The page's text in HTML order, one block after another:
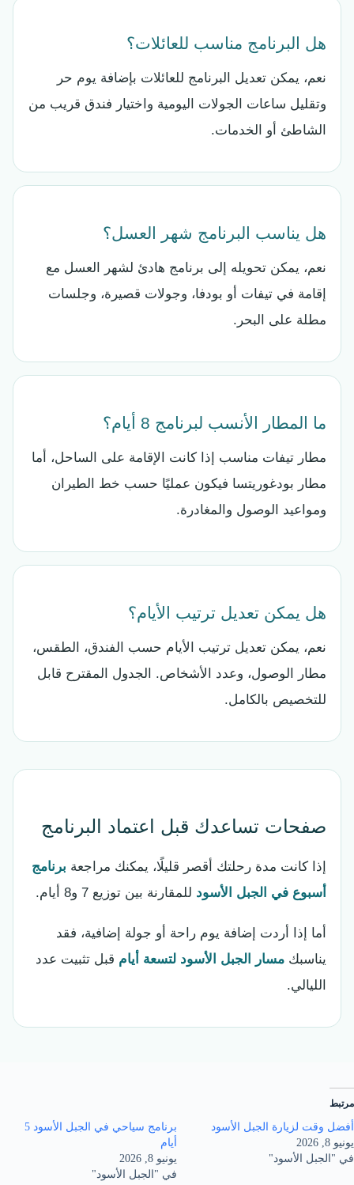
هل البرنامج مناسب للعائلات؟
نعم، يمكن تعديل البرنامج للعائلات بإضافة يوم حر
وتقليل ساعات الجولات اليومية واختيار فندق قريب من
الشاطئ أو الخدمات.
هل يناسب البرنامج شهر العسل؟
نعم، يمكن تحويله إلى برنامج هادئ لشهر العسل مع
إقامة في تيفات أو بودفا، وجولات قصيرة، وجلسات
مطلة على البحر.
ما المطار الأنسب لبرنامج 8 أيام؟
مطار تيفات مناسب إذا كانت الإقامة على الساحل، أما
مطار بودغوريتسا فيكون عمليًا حسب خط الطيران
ومواعيد الوصول والمغادرة.
هل يمكن تعديل ترتيب الأيام؟
نعم، يمكن تعديل ترتيب الأيام حسب الفندق، الطقس،
مطار الوصول، وعدد الأشخاص. الجدول المقترح قابل
للتخصيص بالكامل.
صفحات تساعدك قبل اعتماد البرنامج
إذا كانت مدة رحلتك أقصر قليلًا، يمكنك مراجعة برنامج
أسبوع في الجبل الأسود للمقارنة بين توزيع 7 و8 أيام.
أما إذا أردت إضافة يوم راحة أو جولة إضافية، فقد
يناسبك مسار الجبل الأسود لتسعة أيام قبل تثبيت عدد
الليالي.
مرتبط
أفضل وقت لزيارة الجبل الأسود
يونيو 8, 2026
في "الجبل الأسود"
برنامج سياحي في الجبل الأسود 5
أيام
يونيو 8, 2026
في "الجبل الأسود"